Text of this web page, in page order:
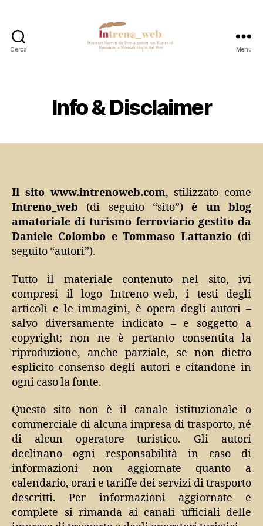
Cerca Menu
Info & Disclaimer
Il sito www.intrenoweb.com, stilizzato come
Intreno_web (di seguito “sito”)è un blog
amatoriale di turismo ferroviario gestito da
Daniele Colombo e Tommaso Lattanzio (di
seguito “autori”).
Tutto il materiale contenuto nel sito, ivi
compresi il logo Intreno_web, i testi degli
articoli e le immagini, è opera degli autori –
salvo diversamente indicato – e soggetto a
copyright; non ne è pertanto consentita la
riproduzione, anche parziale, se non dietro
esplicito consenso degli autori e citandone in
ogni caso la fonte.
Questo sito non è il canale istituzionale o
commerciale di alcuna impresa di trasporto, né
di alcun operatore turistico. Gli autori
declinano ogni responsabilità in caso di
informazioni non aggiornate quanto a
calendario, orari e tariffe dei servizi di trasporto
descritti. Per informazioni aggiornate e
complete si rimanda ai canali ufficiali delle